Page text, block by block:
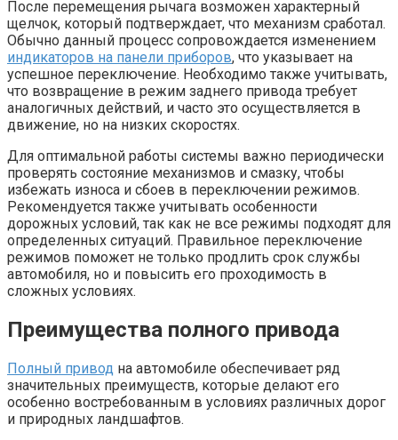
После перемещения рычага возможен характерный
щелчок, который подтверждает, что механизм сработал.
Обычно данный процесс сопровождается изменением
индикаторов на панели приборов, что указывает на
успешное переключение. Необходимо также учитывать,
что возвращение в режим заднего привода требует
аналогичных действий, и часто это осуществляется в
движение, но на низких скоростях.
Для оптимальной работы системы важно периодически
проверять состояние механизмов и смазку, чтобы
избежать износа и сбоев в переключении режимов.
Рекомендуется также учитывать особенности
дорожных условий, так как не все режимы подходят для
определенных ситуаций. Правильное переключение
режимов поможет не только продлить срок службы
автомобиля, но и повысить его проходимость в
сложных условиях.
Преимущества полного привода
Полный привод на автомобиле обеспечивает ряд
значительных преимуществ, которые делают его
особенно востребованным в условиях различных дорог
и природных ландшафтов.